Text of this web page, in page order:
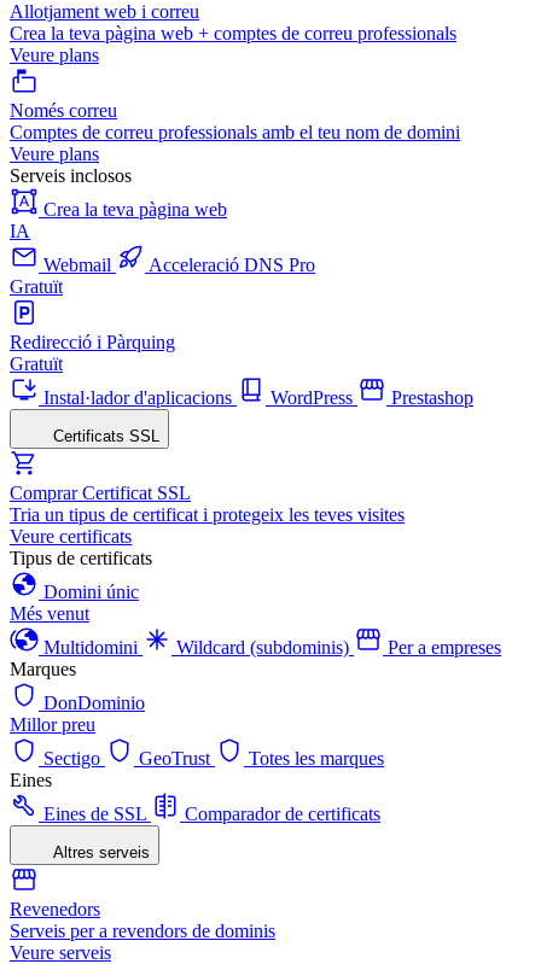
Allotjament web i correu
Crea la teva pàgina web + comptes de correu professionals
Veure plans
Només correu
Comptes de correu professionals amb el teu nom de domini
Veure plans
Serveis inclosos
Crea la teva pàgina web
IA
Webmail
Acceleració DNS Pro
Gratuït
Redirecció i Pàrquing
Gratuït
Instal·lador d'aplicacions
WordPress Prestashop
Certificats SSL
Comprar Certificat SSL
Tria un tipus de certificat i protegeix les teves visites
Veure certificats
Tipus de certificats
Domini únic
Més venut
Multidomini
Wildcard (subdominis)
Per a empreses
Marques
DonDominio
Millor preu
Sectigo
GeoTrust
Totes les marques
Eines
Eines de SSL
Comparador de certificats
Altres serveis
Revenedors
Serveis per a revendors de dominis
Veure serveis